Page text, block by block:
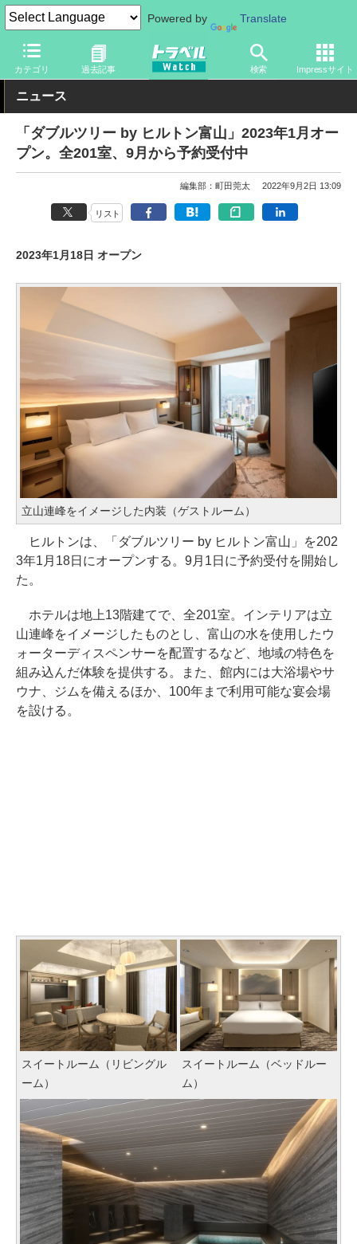
Powered by Translate
カテゴリ 過去記事 検索 Impressサイト
トラベル Watch 旅の情報 ホテル・旅館 宿泊
ニュース
「ダブルツリー by ヒルトン富山」2023年1月オー
プン。全201室、9月から予約受付中
編集部：町田莞太 2022年9月2日 13:09
リスト
2023年1月18日 オープン
立山連峰をイメージした内装（ゲストルーム）
ヒルトンは、「ダブルツリー by ヒルトン富山」を202
3年1月18日にオープンする。9月1日に予約受付を開始し
た。
ホテルは地上13階建てで、全201室。インテリアは立
山連峰をイメージしたものとし、富山の水を使用したウ
ォーターディスペンサーを配置するなど、地域の特色を
組み込んだ体験を提供する。また、館内には大浴場やサ
ウナ、ジムを備えるほか、100年まで利用可能な宴会場
を設ける。
スイートルーム（リビングル
ーム）
スイートルーム（ベッドルー
ム）